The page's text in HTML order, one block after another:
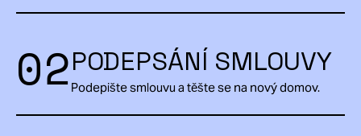
02PODEPSÁNÍ SMLOUVY
Podepište smlouvu a těšte se na nový domov.